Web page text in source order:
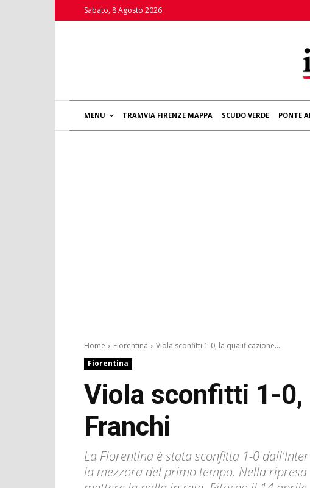
Sabato, 8 Agosto 2026
MENU TRAMVIA FIRENZE MAPPA SCUDO VERDE PONTE
Home Fiorentina
Viola sconfitti 1-0, la qualificazione...
Fiorentina
Viola sconfitti 1-0,
Franchi
La Fiorentina è stata sconfitta 1-0
la mezzora del primo tempo. Nella